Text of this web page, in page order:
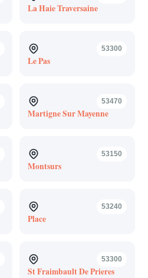
La Haie Traversaine
53300
Le Pas
53470
Martigne Sur Mayenne
53150
Montsurs
53240
Place
53300
St Fraimbault De Prieres